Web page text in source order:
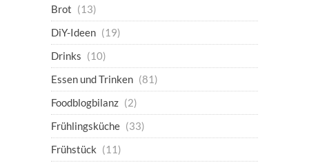
Brot (13)
DiY-Ideen (19)
Drinks (10)
Essen und Trinken (81)
Foodblogbilanz (2)
Frühlingsküche (33)
Frühstück (11)